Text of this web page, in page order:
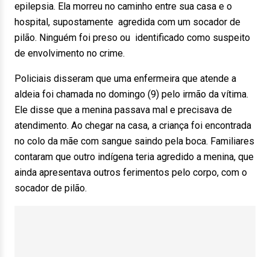
epilepsia. Ela morreu no caminho entre sua casa e o
hospital, supostamente agredida com um socador de
pilão. Ninguém foi preso ou identificado como suspeito
de envolvimento no crime.
Policiais disseram que uma enfermeira que atende a
aldeia foi chamada no domingo (9) pelo irmão da vítima.
Ele disse que a menina passava mal e precisava de
atendimento. Ao chegar na casa, a criança foi encontrada
no colo da mãe com sangue saindo pela boca. Familiares
contaram que outro indígena teria agredido a menina, que
ainda apresentava outros ferimentos pelo corpo, com o
socador de pilão.